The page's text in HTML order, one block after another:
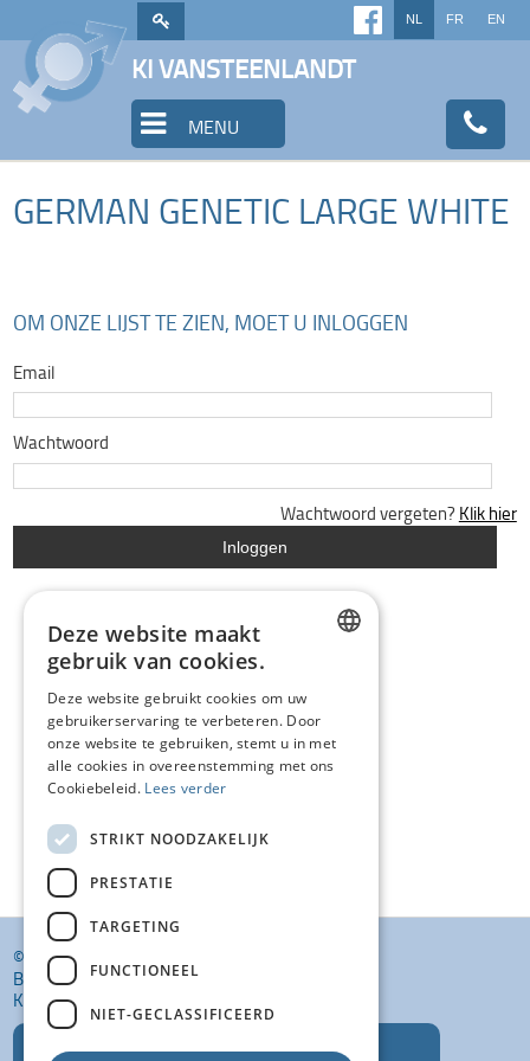
NL FR EN
KI VANSTEENLANDT
MENU
GERMAN GENETIC LARGE WHITE
OM ONZE LIJST TE ZIEN, MOET U INLOGGEN
Email
Wachtwoord
Wachtwoord vergeten? Klik hier
© KI VANSTEENLANDT BV
BANKELINDEWEG 33
KROMBEKE (POPERINGE) 8972
T: +32 (0)57 400 468
FRENCH
ENGLISH
Deze website maakt
gebruik van cookies.
Deze website gebruikt cookies om uw
gebruikerservaring te verbeteren. Door
onze website te gebruiken, stemt u in met
alle cookies in overeenstemming met ons
Cookiebeleid. Lees verder
STRIKT NOODZAKELIJK
PRESTATIE
TARGETING
FUNCTIONEEL
NIET-GECLASSIFICEERD